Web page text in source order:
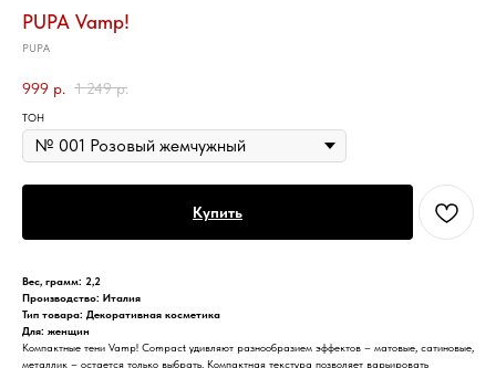
PUPA Vamp!
PUPA
999 р. 1 249 р.
ТОН
Купить
Вес, грамм: 2,2
Производство: Италия
Тип товара: Декоративная косметика
Для: женщин
Компактные тени Vamp! Compact удивляют разнообразием эффектов – матовые, сатиновые,
металлик – остается только выбрать. Компактная текстура позволяет варьировать